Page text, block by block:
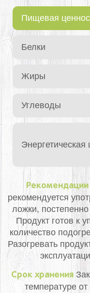
Пищевая
Белки
Жиры
Углеводы
Энергетическая
рекомендуется
ложки,
Продукт готов к
количество
Разогревать
Срок хранения
температуре